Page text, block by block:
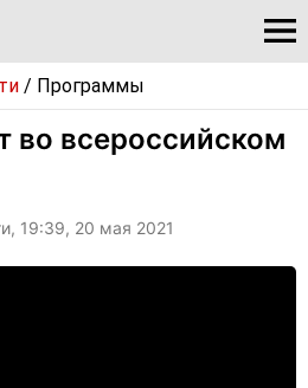
/ Программы
во всероссийском
19:39, 20 мая 2021